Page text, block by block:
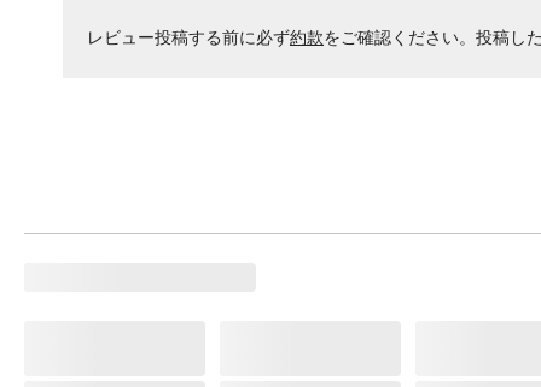
レビュー投稿する前に必ず約款をご確認ください。投稿し